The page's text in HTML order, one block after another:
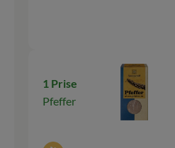
1 Prise
Pfeffer